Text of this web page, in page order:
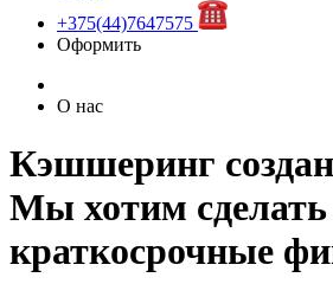
+375(44)7647575
Оформить
О нас
Кэшшеринг
Мы хотим
краткосрочные